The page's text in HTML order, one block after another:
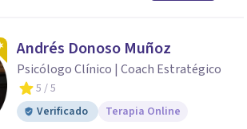
Andrés Donoso Muñoz
Psicólogo Clínico | Coach Estratégico
5 / 5
Verificado
Terapia Online